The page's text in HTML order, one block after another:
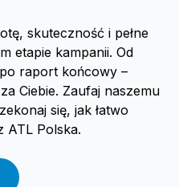
skuteczność i pełne
etapie kampanii. Od
raport końcowy –
Ciebie. Zaufaj naszemu
się, jak łatwo
ATL Polska.